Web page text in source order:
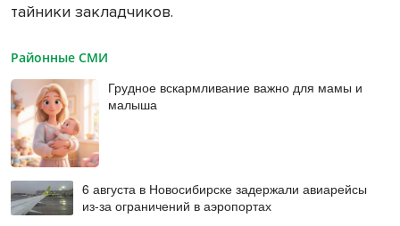
тайники закладчиков.
Районные СМИ
Грудное вскармливание важно для мамы и
малыша
6 августа в Новосибирске задержали авиарейсы
из-за ограничений в аэропортах